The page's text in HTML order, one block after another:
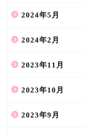
2024年5月
2024年2月
2023年11月
2023年10月
2023年9月